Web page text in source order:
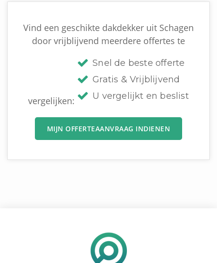
Vind een geschikte dakdekker uit Schagen
door vrijblijvend meerdere offertes te
vergelijken:
Snel de beste offerte
Gratis & Vrijblijvend
U vergelijkt en beslist
MIJN OFFERTEAANVRAAG INDIENEN